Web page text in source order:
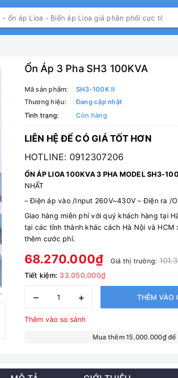
Ổn Áp 3 Pha SH3 100KVA
Mã sản phẩm:
SH3-100K II
Thương hiệu:
Đang cập nhật
Tình trạng:
Còn hàng
LIÊN HỆ ĐỂ CÓ GIÁ TỐT HƠN
HOTLINE: 0912307206
ỔN ÁP LIOA 100KVA 3 PHA MODEL SH3-
NHẤT
–Điện áp vào /Input 260V~430V–Điện ra /
Giao hàng miễn phí với quý khách hàng tại
tại các tỉnh thành khác cách Hà Nội và
thêm cước phí.
68.270.000₫ Giá thị trường:
Tiết kiệm: 33.050.000₫
– + THÊM VÀO
Thêm vào so sánh
Mua thêm 15.000.000₫